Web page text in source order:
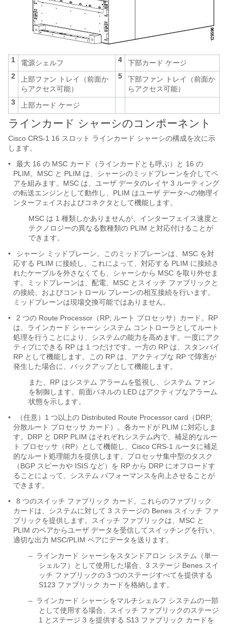
1 電源シェルフ 4
下部カード ケージ
2
上部ファン トレイ（前面か
らアクセス可能）
5
下部ファン トレイ（前面か
らアクセス可能）
3
上部カード ケージ
ラインカード シャーシのコンポーネント
Cisco CRS-1 16 スロット ラインカード シャーシの構成を次に示
します。
•
最大 16 の MSC カード（ラインカードとも呼ぶ）と 16 の
PLIM。MSC と PLIM は、シャーシのミッドプレーンを介してペ
アを組みます。MSC は、ユーザ データのレイヤ 3 ルーティング
の転送エンジンとして動作し、PLIM はユーザ データへの物理イ
ンターフェイスおよびコネクタとして機能します。
MSC は 1 種類しかありませんが、インターフェイス速度と
テクノロジーの異なる数種類の PLIM と対応付けることが
できます。
•
シャーシ ミッドプレーン。このミッドプレーンは、MSC を対
応する PLIM に接続し、これによって、対応する PLIM に接続さ
れたケーブルを外さなくても、シャーシから MSC を取り外せま
す。ミッドプレーンは、配電、MSC とスイッチ ファブリックと
の接続、およびコントロール プレーンの相互接続を行います。
ミッドプレーンは現場交換可能ではありません。
•
2 つの Route Processor（RP; ルート プロセッサ）カード。RP
は、ラインカード シャーシ システム コントローラとしてルート
処理を行うことにより、システムの能力を高めます。一度にアク
ティブにできる RP は 1 つだけです。一方の RP は、スタンバイ
RP として機能します。この RP は、アクティブな RP で障害が
発生した場合に、バックアップとして機能します。
また、RP はシステム アラームを監視し、システム ファン
を制御します。前面パネルの LED はアクティブなアラーム
状態を示します。
•
（任意）1 つ以上の Distributed Route Processor card（DRP;
分散ルート プロセッサ カード）。各カードが PLIM に対応しま
す。DRP と DRP PLIM はそれぞれシステム内で、補足的なルー
ト プロセッサ（RP）として機能し、Cisco CRS-1 ルータに補足
的なルート処理能力を提供します。プロセッサ集中型のタスク
（BGP スピーカや ISIS など）を RP から DRP にオフロードす
ることによって、システム パフォーマンスを向上させることが
できます。
•
8 つのスイッチ ファブリック カード。これらのファブリック
カードは、システムに対して 3 ステージの Benes スイッチ ファ
ブリックを提供します。スイッチ ファブリックは、MSC と
PLIM のペアからユーザ データを受信してスイッチングを行い、
適切な出力 MSC/PLIM ペアにデータを送ります。
– ラインカード シャーシをスタンドアロン システム（単一
シェルフ）として使用した場合、3 ステージ Benes スイ
ッチ ファブリックの 3 つのステージすべてを提供する
S123 ファブリック カードを格納します。
– ラインカード シャーシをマルチシェルフ システムの一部
として使用する場合、スイッチ ファブリックのステージ
1 とステージ 3 を提供する S13 ファブリック カードを